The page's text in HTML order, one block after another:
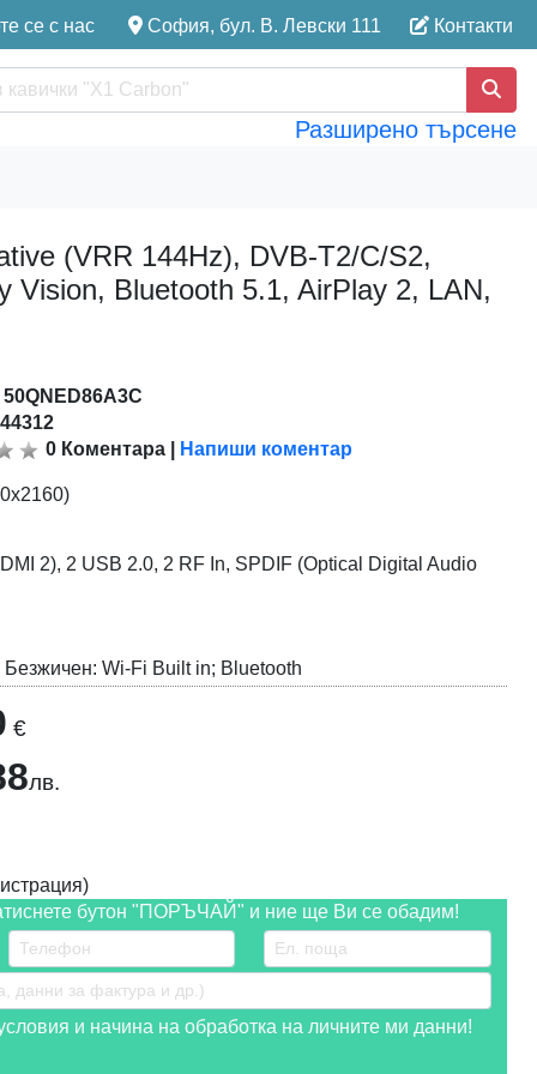
се с нас София, бул. В. Левски 111 Контакти
Разширено търсене
(VRR 144Hz), DVB-T2/C/S2,
Vision, Bluetooth 5.1, AirPlay 2, LAN,
50QNED86A3C
0 Коментара Напиши коментар
2), 2 USB 2.0, 2 RF In, SPDIF (Optical Digital Audio
Безжичен: Wi-Fi Built in; Bluetooth
€
лв.
бутон "ПОРЪЧАЙ" и ние ще Ви се обадим!
и начина на обработка на личните ми данни!